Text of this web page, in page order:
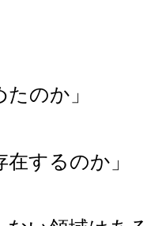
のか」
するのか」